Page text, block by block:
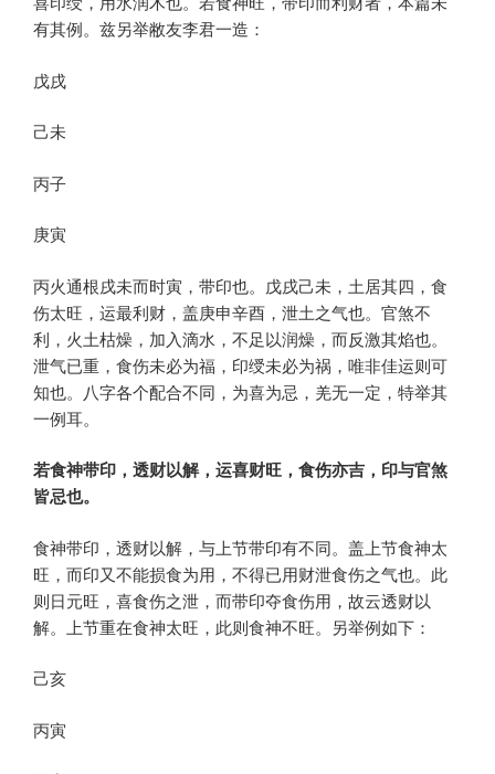
有其例。兹另举敝友李君一造：
戊戌
己未
丙子
庚寅
丙火通根戌未而时寅，带印也。戊戌己未，土居其四，食
伤太旺，运最利财，盖庚申辛酉，泄土之气也。官煞不
利，火土枯燥，加入滴水，不足以润燥，而反激其焰也。
泄气已重，食伤未必为福，印绶未必为祸，唯非佳运则可
知也。八字各个配合不同，为喜为忌，羌无一定，特举其
一例耳。
若食神带印，透财以解，运喜财旺，食伤亦吉，印与官煞
皆忌也。
食神带印，透财以解，与上节带印有不同。盖上节食神太
旺，而印又不能损食为用，不得已用财泄食伤之气也。此
则日元旺，喜食伤之泄，而带印夺食伤用，故云透财以
解。上节重在食神太旺，此则食神不旺。另举例如下：
己亥
丙寅